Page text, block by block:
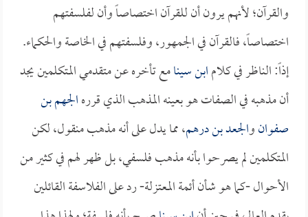
والقرآن؛ لأنهم يرون أن للقرآن اختصاصاً وأن لفلسفتهم
اختصاصاً، فالقرآن في الجمهور، وفلسفتهم في الخاصة والحكماء.
إذاً: الناظر في كلامابن سينامع تأخره عن متقدمي المتكلمين يجد
أن مذهبه في الصفات هو بعينه المذهب الذي قررهالجهم بن
صفوانوالجعد بن درهم، مما يدل على أنه مذهب منقول، لكن
المتكلمين لم يصرحوا بأنه مذهب فلسفي، بل ظهر لهم في كثير من
الأحوال -كما هو شأن أئمة المعتزلة- رد على الفلاسفة القائلين